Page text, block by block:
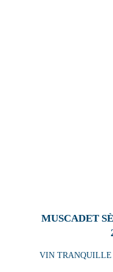
MUSCADET
VIN TRANQUILLE